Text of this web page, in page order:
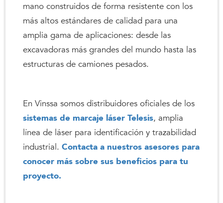
mano construidos de forma resistente con los
más altos estándares de calidad para una
amplia gama de aplicaciones: desde las
excavadoras más grandes del mundo hasta las
estructuras de camiones pesados.
En Vinssa somos distribuidores oficiales de los
sistemas de marcaje láser Telesis, amplia
línea de láser para identificación y trazabilidad
industrial.Contacta a nuestros asesores para
conocer más sobre sus beneficios para tu
proyecto.